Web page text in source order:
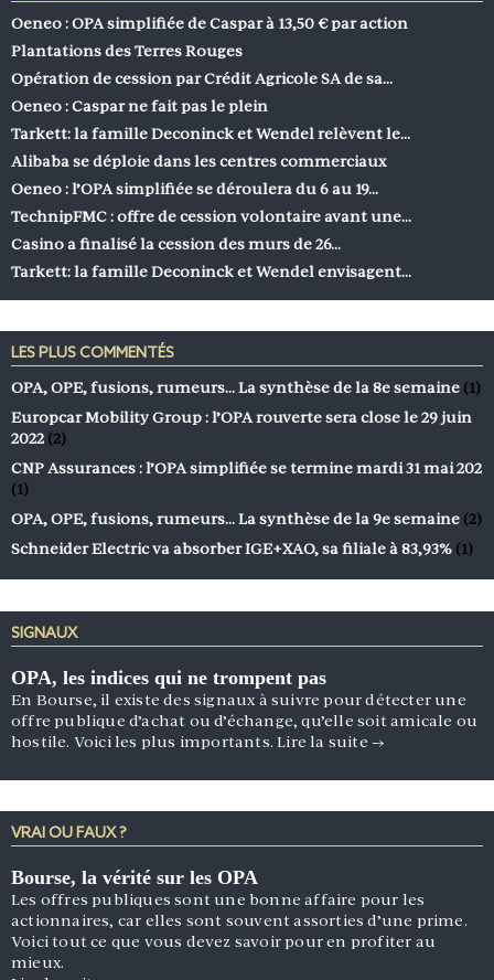
Oeneo : OPA simplifiée de Caspar à 13,50 € par action
Plantations des Terres Rouges
Opération de cession par Crédit Agricole SA de sa…
Oeneo : Caspar ne fait pas le plein
Tarkett: la famille Deconinck et Wendel relèvent le…
Alibaba se déploie dans les centres commerciaux
Oeneo : l’OPA simplifiée se déroulera du 6 au 19…
TechnipFMC : offre de cession volontaire avant une…
Casino a finalisé la cession des murs de 26…
Tarkett: la famille Deconinck et Wendel envisagent…
LES PLUS COMMENTÉS
OPA, OPE, fusions, rumeurs… La synthèse de la 8e semaine (1)
Europcar Mobility Group : l’OPA rouverte sera close le 29 juin
2022 (2)
CNP Assurances : l’OPA simplifiée se termine mardi 31 mai 202
(1)
OPA, OPE, fusions, rumeurs… La synthèse de la 9e semaine (2)
Schneider Electric va absorber IGE+XAO, sa filiale à 83,93% (1)
SIGNAUX
OPA, les indices qui ne trompent pas
En Bourse, il existe des signaux à suivre pour détecter une
offre publique d’achat ou d’échange, qu’elle soit amicale ou
hostile. Voici les plus importants.Lire la suite →
VRAI OU FAUX ?
Bourse, la vérité sur les OPA
Les offres publiques sont une bonne affaire pour les
actionnaires, car elles sont souvent assorties d’une prime.
Voici tout ce que vous devez savoir pour en profiter au
mieux.